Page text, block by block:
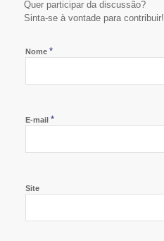
Quer participar da discussão?
Sinta-se à vontade para contribuir!
Nome *
E-mail *
Site